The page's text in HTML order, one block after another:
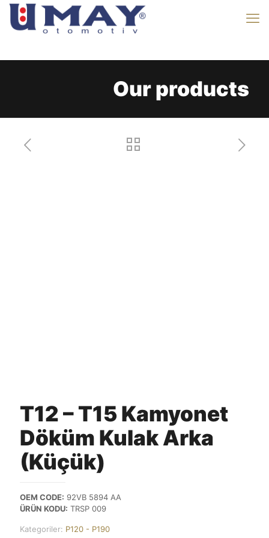
Our products
T12 – T15 Kamyonet
Döküm Kulak Arka
(Küçük)
OEM CODE: 92VB 5894 AA
ÜRÜN KODU: TRSP 009
Kategoriler: P120 - P190